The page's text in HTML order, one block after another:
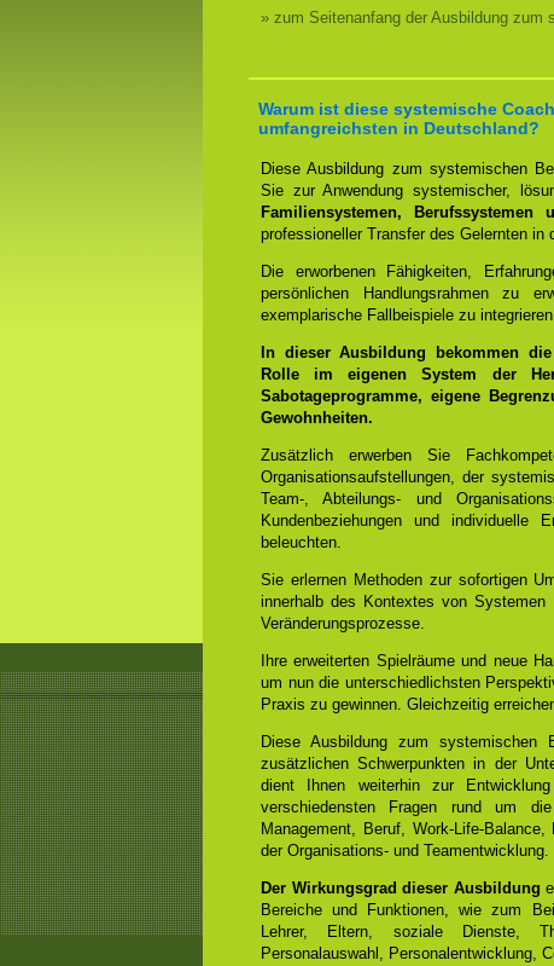
» zum Seitenanfang der Ausbildung
Warum ist diese systemische
umfangreichsten in Deutschland?
Diese Ausbildung zum systemischen
Sie zur Anwendung systemischer,
Familiensystemen, Berufssystemen
professioneller Transfer des Gelernten in
Die erworbenen Fähigkeiten,
persönlichen Handlungsrahmen zu
exemplarische Fallbeispiele zu
In dieser Ausbildung bekommen
Rolle im eigenen System der
Sabotageprogramme, eigene
Gewohnheiten.
Zusätzlich erwerben Sie
Organisationsaufstellungen, der
Team-, Abteilungs- und
Kundenbeziehungen und individuelle
beleuchten.
Sie erlernen Methoden zur sofortigen
innerhalb des Kontextes von
Veränderungsprozesse.
Ihre erweiterten Spielräume und neue
um nun die unterschiedlichsten
Praxis zu gewinnen. Gleichzeitig
Diese Ausbildung zum
zusätzlichen Schwerpunkten in der
dient Ihnen weiterhin zur
verschiedensten Fragen rund um
Management, Beruf, Work-Life-
der Organisations- und Teamentwicklung.
Der Wirkungsgrad dieser Ausbildung
Bereiche und Funktionen, wie zum
Lehrer, Eltern, soziale Dienste,
Personalauswahl, Personalentwicklung,